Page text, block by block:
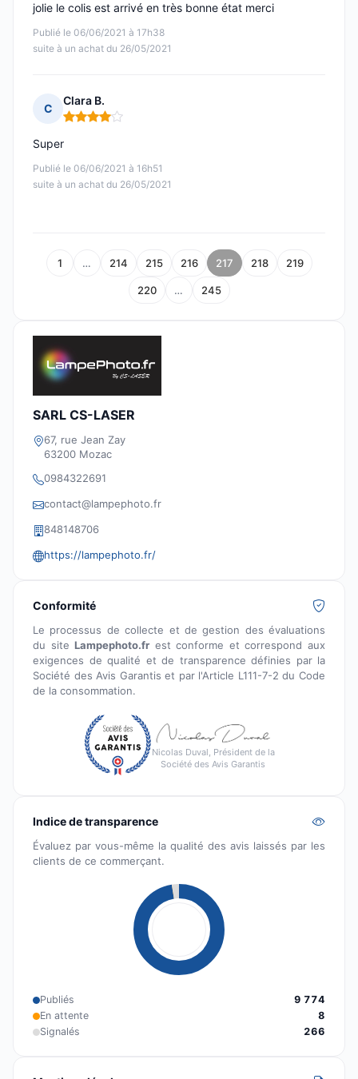
Publié le 06/06/2021 à 17h38
suite à un achat du 26/05/2021
jolie le colis est arrivé en très bonne état merci
C
Clara B.
Note : 4 sur 5
Publié le 06/06/2021 à 16h51
suite à un achat du 26/05/2021
Super
1 … 214 215 216 217 218 219
220 … 245
SARL CS-LASER
67, rue Jean Zay
63200 Mozac
0984322691
contact@lampephoto.fr
848148706
https://lampephoto.fr/
Conformité
Le processus de collecte et de gestion des évaluations
du siteLampephoto.fr est conforme et correspond aux
exigences de qualité et de transparence définies par la
Société des Avis Garantis et par l'Article L111-7-2 du Code
de la consommation.
Nicolas Duval, Président de la
Société des Avis Garantis
Indice de transparence
Évaluez par vous-même la qualité des avis laissés par les
clients de ce commerçant.
Publiés
9 774
En attente
8
Signalés
266